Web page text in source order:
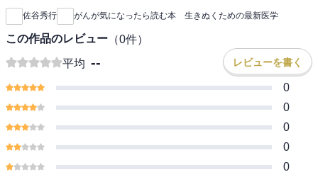
会い方〉〈がん治療の近未来〉......日本を代表するがん研究者にして
がんサバイバーの名医がやさしく教える、〈すべての人に役立つ〉
がんの本！
佐谷秀行 がんが気になったら読む本 生きぬくための最新医学
この作品のレビュー （0件）
平均 -- レビューを書く
0
0
0
0
0